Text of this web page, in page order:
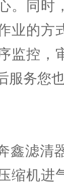
。同时
业的方
监控，
服务您
鑫滤清
缩机进